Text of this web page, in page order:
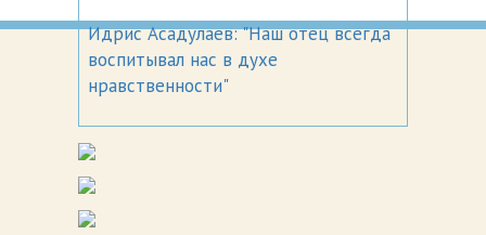
Идрис Асадулаев: "Наш отец всегда
воспитывал нас в духе
нравственности"